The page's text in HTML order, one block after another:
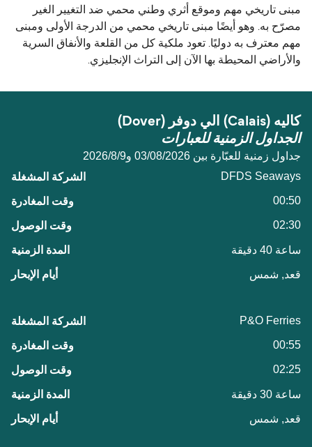
مبنى تاريخي مهم وموقع أثري وطني محمي ضد التغيير الغير
مصرّح به. وهو أيضًا مبنى تاريخي محمي من الدرجة الأولى ومبنى
مهم معترف به دوليًا. تعود ملكية كل من القلعة والأنفاق السرية
والأراضي المحيطة بها الآن إلى التراث الإنجليزي.
كاليه (Calais) الي دوفر (Dover)
الجداول الزمنية للعبارات
جداول زمنية للعبّارة بين 03/08/2026 و9‏/8‏/2026
DFDS Seaways
00:50
02:30
ساعة 40 دقيقة
قعد, شمس
P&O Ferries
00:55
02:25
ساعة 30 دقيقة
قعد, شمس